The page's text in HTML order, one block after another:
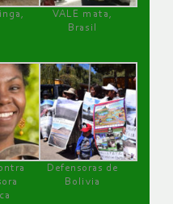
VALE mata,
Brasil
Defensoras de
Bolivia